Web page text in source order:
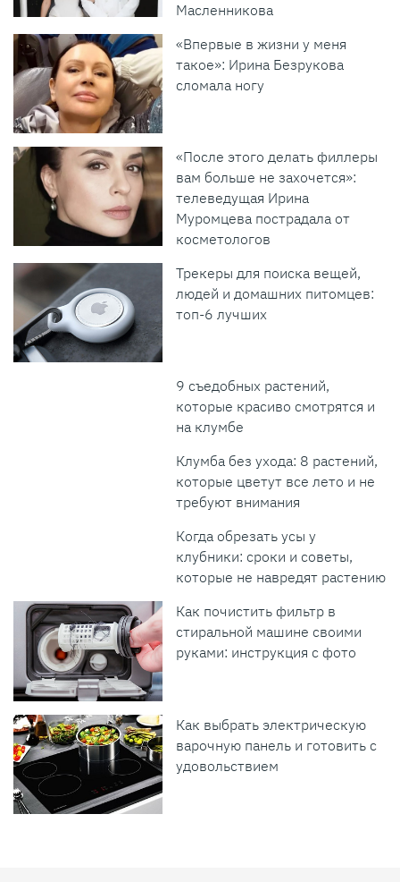
Масленникова
«Впервые в жизни у меня
такое»: Ирина Безрукова
сломала ногу
«После этого делать филлеры
вам больше не захочется»:
телеведущая Ирина
Муромцева пострадала от
косметологов
Трекеры для поиска вещей,
людей и домашних питомцев:
топ-6 лучших
9 съедобных растений,
которые красиво смотрятся и
на клумбе
Клумба без ухода: 8 растений,
которые цветут все лето и не
требуют внимания
Когда обрезать усы у
клубники: сроки и советы,
которые не навредят растению
Как почистить фильтр в
стиральной машине своими
руками: инструкция с фото
Как выбрать электрическую
варочную панель и готовить с
удовольствием